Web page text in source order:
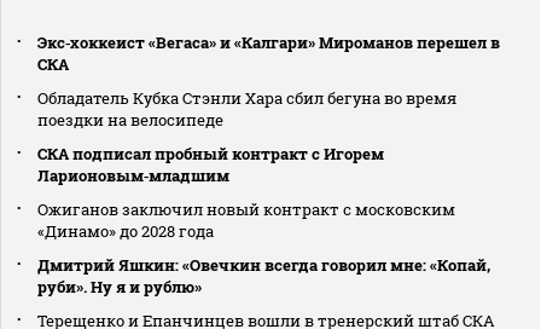
Экс‑хоккеист «Вегаса» и «Калгари» Мироманов перешел в
СКА
Обладатель Кубка Стэнли Хара сбил бегуна во время
поездки на велосипеде
СКА подписал пробный контракт с Игорем
Ларионовым‑младшим
Ожиганов заключил новый контракт с московским
«Динамо» до 2028 года
Дмитрий Яшкин: «Овечкин всегда говорил мне: «Копай,
руби». Ну я и рублю»
Терещенко и Епанчинцев вошли в тренерский штаб СКА